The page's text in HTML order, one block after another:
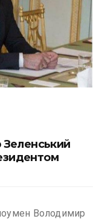
Володимир